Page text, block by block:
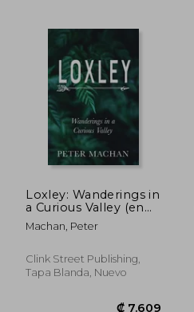
Loxley: Wanderings in
a Curious Valley (en
Inglés)
Machan, Peter
Clink Street Publishing,
Tapa Blanda, Nuevo